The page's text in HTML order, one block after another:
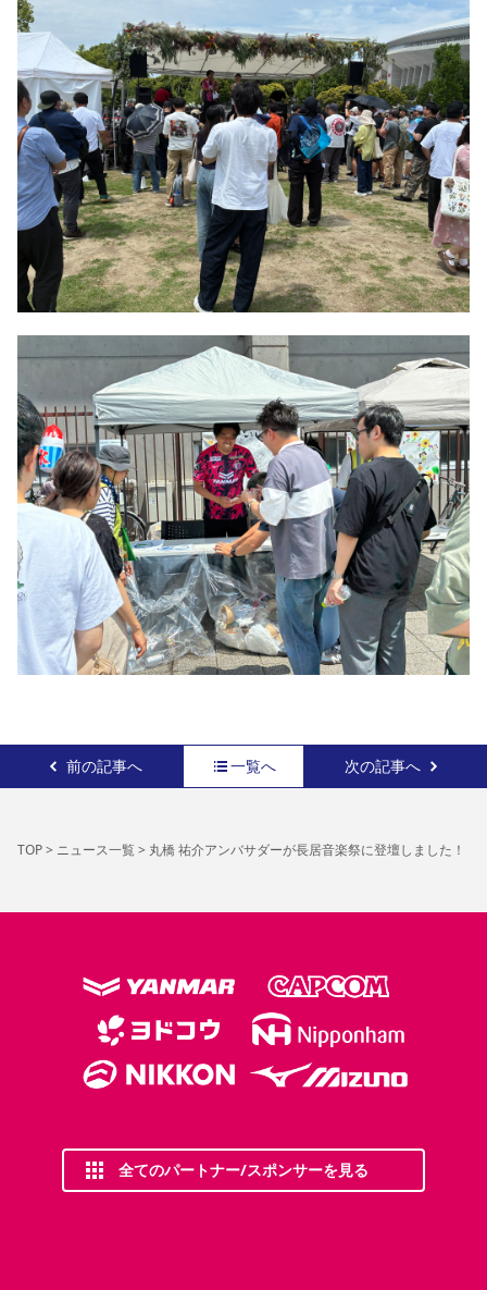
前の記事へ 一覧へ 次の記事へ
TOP> ニュース一覧> 丸橋 祐介アンバサダーが長居音楽祭に登壇しました！
全てのパートナー/スポンサーを見る